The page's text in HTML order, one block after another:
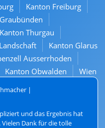
|
und das Ergebnis hat
Dank für die tolle
Kanton Freiburg
Kanton Thurgau
Kanton Glarus
Ausserrhoden
Kanton Obwalden
Wien
Vorarlberg